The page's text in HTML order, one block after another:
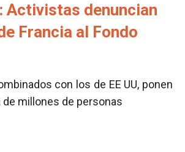
Activistas denuncian
Francia al Fondo
con los de EE UU, ponen
de millones de personas